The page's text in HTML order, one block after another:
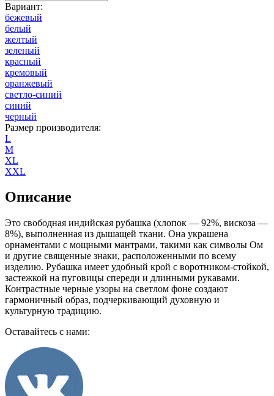
Вариант:
бежевый
белый
желтый
зеленый
красный
кремовый
оранжевый
светло-синий
синий
черный
Размер производителя:
L
M
XL
XXL
Описание
Это свободная индийская рубашка (хлопок — 92%, вискоза —
8%), выполненная из дышащей ткани. Она украшена
орнаментами с мощными мантрами, такими как символы Ом
и другие священные знаки, расположенными по всему
изделию. Рубашка имеет удобный крой с воротником-стойкой,
застежкой на пуговицы спереди и длинными рукавами.
Контрастные черные узоры на светлом фоне создают
гармоничный образ, подчеркивающий духовную и
культурную традицию.
Оставайтесь с нами: